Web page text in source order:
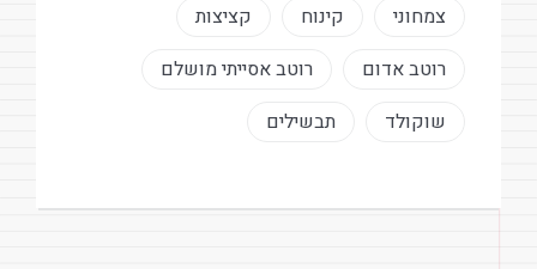
צמחוני
קינוח
קציצות
רוטב אדום
רוטב אסייתי מושלם
שוקולד
תבשילים